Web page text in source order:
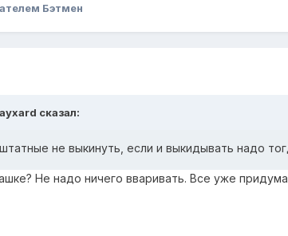
Бэтмен
сказал:
не выкинуть, если и выкидывать надо
Не надо ничего вваривать. Все уже